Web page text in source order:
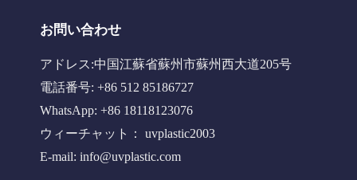
お問い合わせ
アドレス:中国江蘇省蘇州市蘇州西大道205号
電話番号: +86 512 85186727
WhatsApp: +86 18118123076
ウィーチャット： uvplastic2003
E-mail: info@uvplastic.com